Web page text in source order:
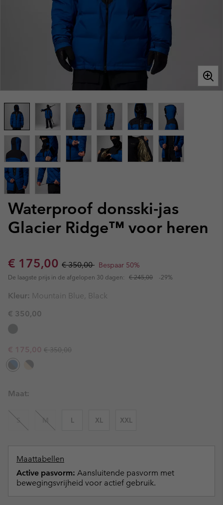
Waterproof donsski-jas
Glacier Ridge™ voor heren
Sale price:
€ 175,00 Regular price:
€ 350,00 Bespaar 50%
De laagste prijs in de afgelopen 30 dagen: € 245,00 -29%
Kleur: Mountain Blue, Black
€ 350,00
Sale price:
€ 175,00 Regular price:
€ 350,00
Maat:
S M L XL XXL
Maattabellen
Active pasvorm: Aansluitende pasvorm met
bewegingsvrijheid voor actief gebruik.